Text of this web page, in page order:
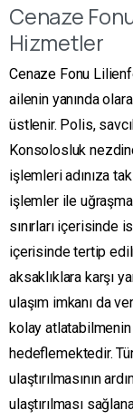
Cenaze
Hizmetler
Cenaze Fonu
ailenin yanında
üstlenir. Polis,
Konsolosluk
işlemleri adınıza
işlemler ile
sınırları içerisinde
içerisinde tertip
aksaklıklara karşı
ulaşım imkanı da
kolay atlatabilmenin
hedeflemektedir.
ulaştırılmasının
ulaştırılması